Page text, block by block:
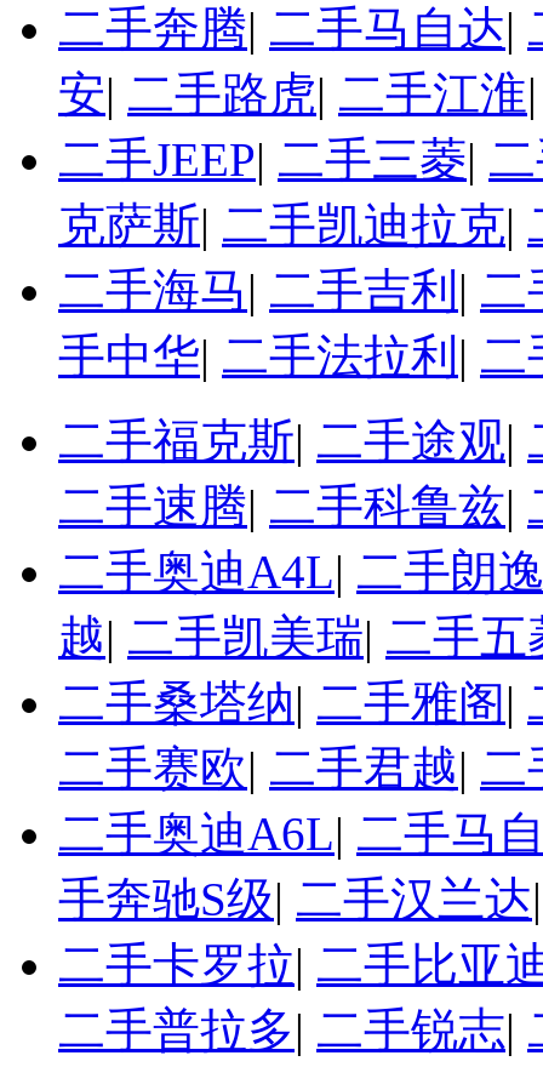
二手奔腾| 二手马自达|
安| 二手路虎| 二手江淮
二手JEEP| 二手三菱|
克萨斯| 二手凯迪拉克|
二手海马| 二手吉利 | 二
手中华| 二手法拉利 | 二
二手福克斯| 二手途观|
二手速腾| 二手科鲁兹|
二手奥迪A4L| 二手朗
越| 二手凯美瑞| 二手五
二手桑塔纳| 二手雅阁|
二手赛欧| 二手君越| 二
二手奥迪A6L| 二手马
手奔驰S级| 二手汉兰达
二手卡罗拉| 二手比亚
二手普拉多| 二手锐志|